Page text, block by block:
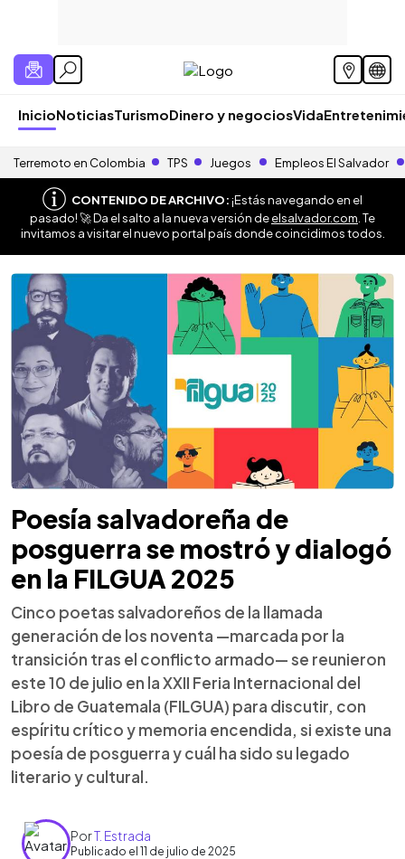
InicioNoticiasTurismoDinero y negociosVida
Terremoto en Colombia TPS Juegos Empleos El Salvador
CONTENIDO DE ARCHIVO:¡Estás navegando en el
pasado! 🚀 Da el salto a la nueva versión deelsalvador.com . Te
invitamos a visitar el nuevo portal país donde coincidimos todos.
Poesía salvadoreña de
posguerra se mostró y dialogó
en la FILGUA 2025
Cinco poetas salvadoreños de la llamada
generación de los noventa —marcada por la
transición tras el conflicto armado— se reunieron
este 10 de julio en la XXII Feria Internacional del
Libro de Guatemala (FILGUA) para discutir, con
espíritu crítico y memoria encendida, si existe una
poesía de posguerra y cuál ha sido su legado
literario y cultural.
PorT. Estrada
Publicado el 11 de julio de 2025